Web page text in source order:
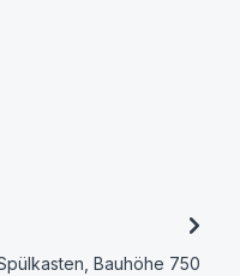
Bauhöhe 750